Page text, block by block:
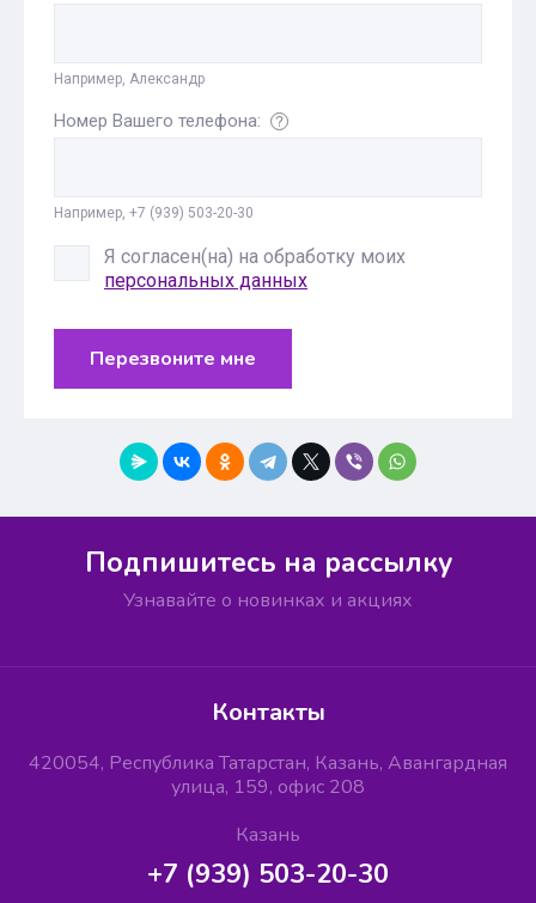
Например, Александр
Номер Вашего телефона:
Например, +7 (939) 503-20-30
Я согласен(на) на обработку моих
персональных данных
Перезвоните мне
Подпишитесь на рассылку
Узнавайте о новинках и акциях
Контакты
420054, Республика Татарстан, Казань, Авангардная
улица, 159, офис 208
Казань
+7 (939) 503-20-30